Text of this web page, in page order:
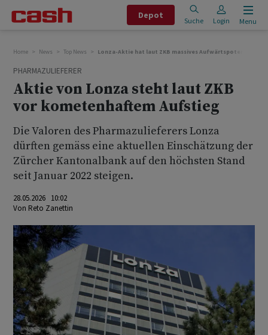
Depot
Suche Login Menu
Home News Top News Lonza-Aktie hat laut ZKB massives Aufwärtspotenzial
PHARMAZULIEFERER
Aktie von Lonza steht laut ZKB
vor kometenhaftem Aufstieg
Die Valoren des Pharmazulieferers Lonza
dürften gemäss eine aktuellen Einschätzung der
Zürcher Kantonalbank auf den höchsten Stand
seit Januar 2022 steigen.
28.05.2026 10:02
Von Reto Zanettin